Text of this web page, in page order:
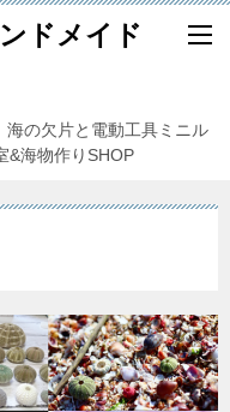
ドメイド
海の欠片と電動工具ミニル
&海物作りSHOP